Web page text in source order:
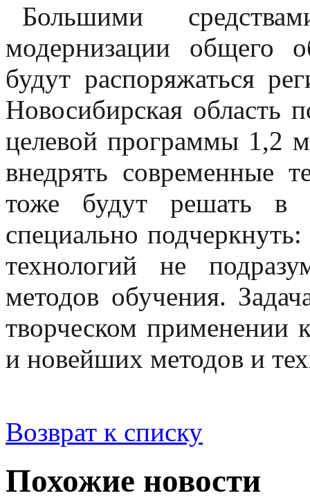
Большими
модернизации общего
будут распоряжаться
Новосибирская область
целевой программы 1,2
внедрять современные
тоже будут решать в
специально
технологий не
методов обучения.
творческом применении
и новейших методов и
Возврат к списку
Похожие новости